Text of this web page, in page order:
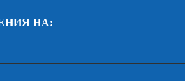
НА: